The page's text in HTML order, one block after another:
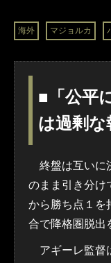
海外 マジョルカ
■「公平
は過剰な
終盤は互いに
のまま引き分け
から勝ち点１を
合で降格圏脱出
アギーレ監督